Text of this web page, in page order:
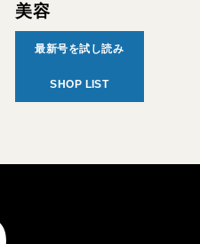
美容
最新号を試し読み
SHOP LIST